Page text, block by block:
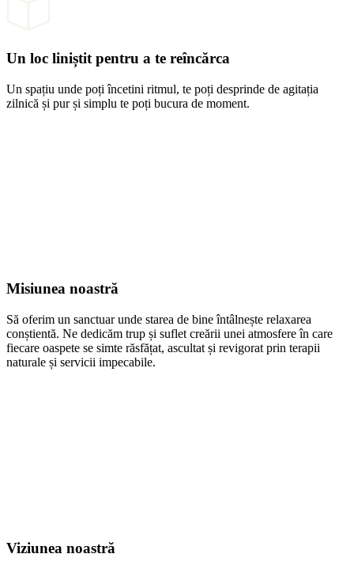
Un loc liniștit pentru a te reîncărca
Un spațiu unde poți încetini ritmul, te poți desprinde de agitația
zilnică și pur și simplu te poți bucura de moment.
Misiunea noastră
Să oferim un sanctuar unde starea de bine întâlnește relaxarea
conștientă. Ne dedicăm trup și suflet creării unei atmosfere în care
fiecare oaspete se simte răsfățat, ascultat și revigorat prin terapii
naturale și servicii impecabile.
Viziunea noastră